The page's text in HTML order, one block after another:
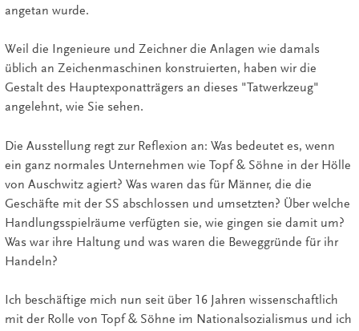
angetan wurde.
Weil die Ingenieure und Zeichner die Anlagen wie damals
üblich an Zeichenmaschinen konstruierten, haben wir die
Gestalt des Hauptexponatträgers an dieses "Tatwerkzeug"
angelehnt, wie Sie sehen.
Die Ausstellung regt zur Reflexion an: Was bedeutet es, wenn
ein ganz normales Unternehmen wie Topf & Söhne in der Hölle
von Auschwitz agiert? Was waren das für Männer, die die
Geschäfte mit der SS abschlossen und umsetzten? Über welche
Handlungsspielräume verfügten sie, wie gingen sie damit um?
Was war ihre Haltung und was waren die Beweggründe für ihr
Handeln?
Ich beschäftige mich nun seit über 16 Jahren wissenschaftlich
mit der Rolle von Topf & Söhne im Nationalsozialismus und ich